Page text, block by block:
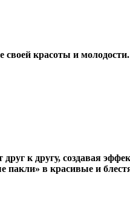
красоты и
к другу, создавая
пакли» в красивые и